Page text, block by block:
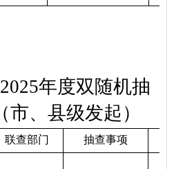
2025年度双随机抽
（市、县级发起）
联查部门 抽查事项